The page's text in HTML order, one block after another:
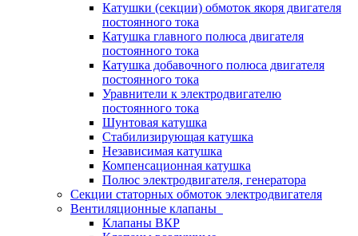
Катушки (секции) обмоток якоря двигателя
постоянного тока
Катушка главного полюса двигателя
постоянного тока
Катушка добавочного полюса двигателя
постоянного тока
Уравнители к электродвигателю
постоянного тока
Шунтовая катушка
Стабилизирующая катушка
Независимая катушка
Компенсационная катушка
Полюс электродвигателя, генератора
Секции статорных обмоток электродвигателя
Вентиляционные клапаны
Клапаны ВКР